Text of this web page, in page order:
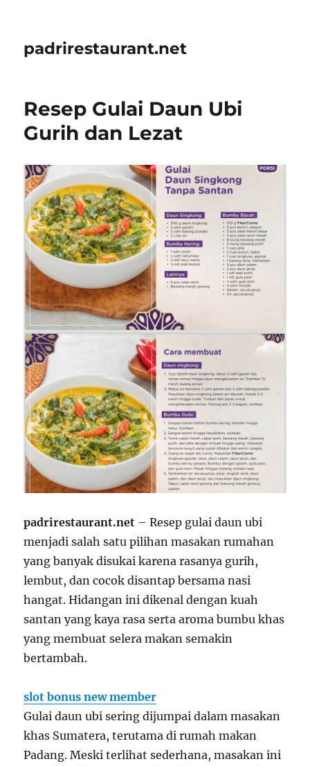
padrirestaurant.net
Resep Gulai Daun Ubi
Gurih dan Lezat
padrirestaurant.net – Resep gulai daun ubi
menjadi salah satu pilihan masakan rumahan
yang banyak disukai karena rasanya gurih,
lembut, dan cocok disantap bersama nasi
hangat. Hidangan ini dikenal dengan kuah
santan yang kaya rasa serta aroma bumbu khas
yang membuat selera makan semakin
bertambah.
slot bonus new member
Gulai daun ubi sering dijumpai dalam masakan
khas Sumatera, terutama di rumah makan
Padang. Meski terlihat sederhana, masakan ini